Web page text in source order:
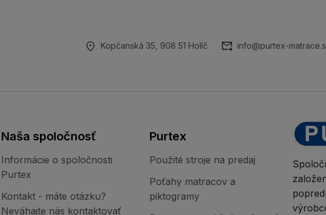
Kopčanská 35, 908 51 Holíč info@purtex-
Naša spoločnosť
Informácie o spoločnosti
Purtex
Kontakt - máte otázku?
Neváhajte nás kontaktovať
Purtex
Použité stroje na predaj
Poťahy matracov a
piktogramy